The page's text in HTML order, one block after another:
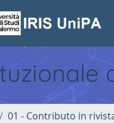
01 - Contributo in